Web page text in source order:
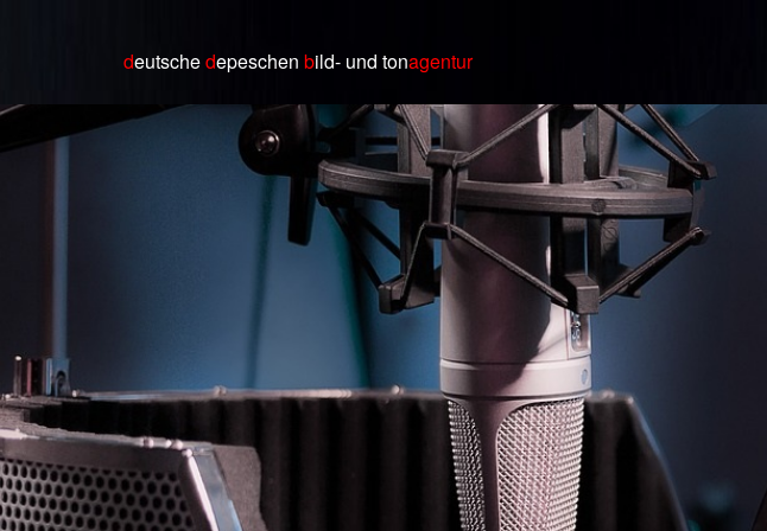
deutschedepeschen bild- und tonagentur